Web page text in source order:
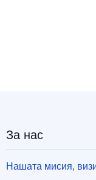
За нас
Нашата мисия,